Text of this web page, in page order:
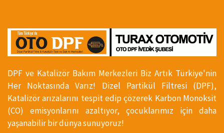
DPF ve Katalizör Bakım Merkezleri Biz Artık Türkiye'nin
Her Noktasında Varız! Dizel Partikül Filtresi (DPF),
Katalizör arızalarını tespit edip çözerek Karbon Monoksit
(CO) emisyonlarını azaltıyor, çocuklarımız için daha
yaşanabilir bir dünya sunuyoruz!